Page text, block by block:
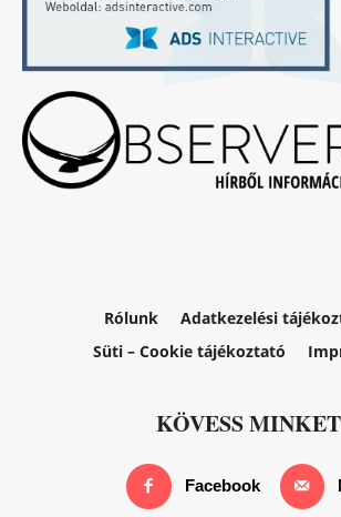
Rólunk
Adatkezelési
Süti – Cookie tájékoztató
KÖVESS MINKET
Facebook